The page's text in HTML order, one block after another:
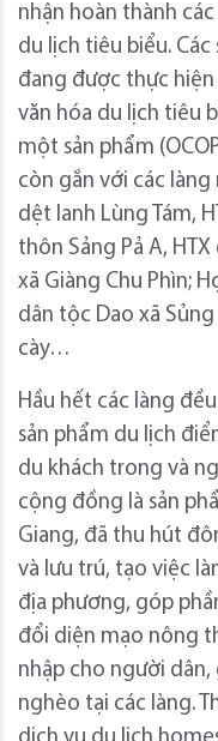
nhận hoàn thành
du lịch tiêu biểu.
đang được thực
văn hóa du lịch tiêu
một sản phẩm
còn gắn với các
dệt lanh Lùng Tám,
thôn Sảng Pả A,
xã Giàng Chu Phìn;
dân tộc Dao xã
cày…
Hầu hết các làng
sản phẩm du lịch
du khách trong và
cộng đồng là sản
Giang, đã thu hút
và lưu trú, tạo việc
địa phương, góp
đổi diện mạo nông
nhập cho người
nghèo tại các làng.